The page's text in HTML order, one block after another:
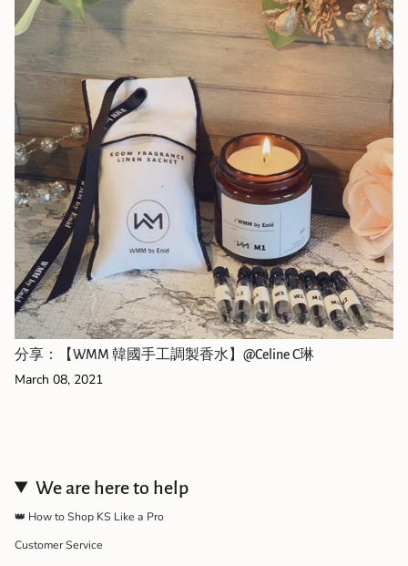
分享：【WMM 韓國手工調製香水】@Celine C琳
March 08, 2021
We are here to help
👑 How to Shop KS Like a Pro
Customer Service